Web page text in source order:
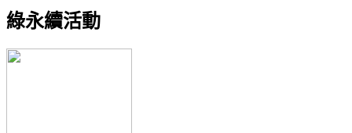
綠永續活動